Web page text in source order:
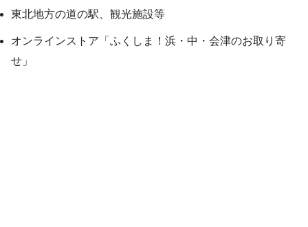
東北地方の道の駅、観光施設等
オンラインストア「ふくしま！浜・中・会津のお取り寄
せ」